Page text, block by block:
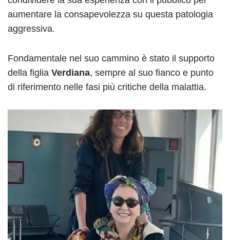
aumentare la consapevolezza su questa patologia
aggressiva.
Fondamentale nel suo cammino è stato il supporto
della figlia Verdiana, sempre al suo fianco e punto
di riferimento nelle fasi più critiche della malattia.